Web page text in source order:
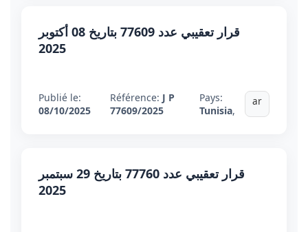
قرار تعقيبي عدد 77609 بتاريخ 08 أكتوبر
2025
Publié le:
08/10/2025
Référence: J P
77609/2025
Pays:
Tunisia,
ar
قرار تعقيبي عدد 77760 بتاريخ 29 سبتمبر
2025